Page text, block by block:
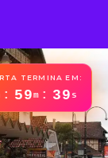
TERMINA EM:
: 59m : 38 s